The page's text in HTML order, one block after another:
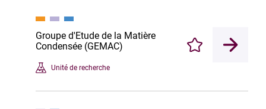
Groupe d'Etude de la Matière
Condensée (GEMAC)
Unité de recherche
Enregistrer